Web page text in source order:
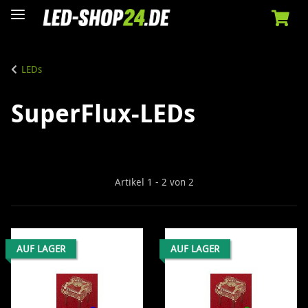
LEDs
SuperFlux-LEDs
Artikel 1 - 2 von 2
AUF LAGER AUF LAGER